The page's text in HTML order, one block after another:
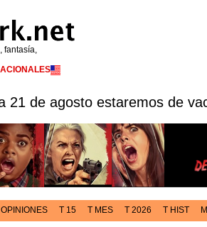
fantasía,
21 de agosto estaremos de
OPINIONES T 15 T MES T 2026 T HIST